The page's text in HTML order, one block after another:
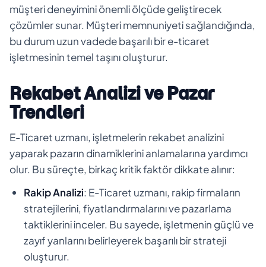
müşteri deneyimini önemli ölçüde geliştirecek
çözümler sunar. Müşteri memnuniyeti sağlandığında,
bu durum uzun vadede başarılı bir e-ticaret
işletmesinin temel taşını oluşturur.
Rekabet Analizi ve Pazar
Trendleri
E-Ticaret uzmanı, işletmelerin rekabet analizini
yaparak pazarın dinamiklerini anlamalarına yardımcı
olur. Bu süreçte, birkaç kritik faktör dikkate alınır:
Rakip Analizi: E-Ticaret uzmanı, rakip firmaların
stratejilerini, fiyatlandırmalarını ve pazarlama
taktiklerini inceler. Bu sayede, işletmenin güçlü ve
zayıf yanlarını belirleyerek başarılı bir strateji
oluşturur.